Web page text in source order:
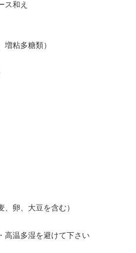
ス和え
粘多糖類）
、卵、大豆を含む）
温多湿を避けて下さい